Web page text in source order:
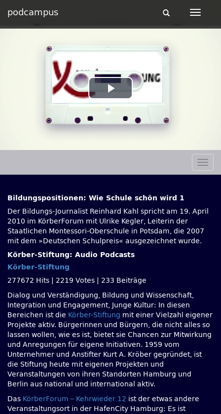
podcampus
Toggle
Toggle
Play
Video
Bildungspositionen: Wie Schule schön wird 1
Der Bildungs-Journalist Reinhard Kahl spricht am 19. April
2010 im KörberForum mit Ulrike Kegler, Leiterin der
Staatlichen Montessori-Oberschule in Potsdam, die 2007
mit dem »Deutschen Schulpreis« ausgezeichnet wurde.
Körber-Stiftung: Audio Podcasts
Körber-Stiftung
277672 Hits
2219 Votes
233 Beiträge
Dialog und Verständigung, Bildung und Wissenschaft,
Integration und Engagement, Junge Kultur: In diesen
Bereichen ist die Körber-Stiftung mit einer Vielzahl eigener
Projekte aktiv. Bürgerinnen und Bürgern, die nicht alles so
lassen wollen, wie es ist, bietet sie Chancen zur Mitwirkung
und Anregungen für eigene Initiativen. 1959 vom
Unternehmer und Anstifter Kurt A. Kröber gegründet, ist
die Stiftung heute mit eigenen Projekten und
Veranstaltungen von ihren Standorten Hamburg und
Berlin aus national und international aktiv.
Das KörberForum – Kehrwieder 12 ist der etwas andere
Veranstaltungsort in der HafenCity Hamburg: Es ist